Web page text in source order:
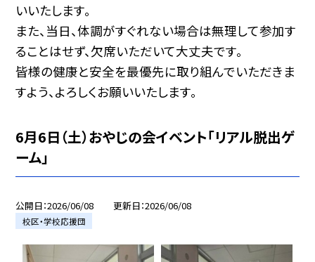
いいたします。
また、当日、体調がすぐれない場合は無理して参加す
ることはせず、欠席いただいて大丈夫です。
皆様の健康と安全を最優先に取り組んでいただきま
すよう、よろしくお願いいたします。
6月6日（土）おやじの会イベント「リアル脱出ゲ
ーム」
公開日 2026/06/08 更新日 2026/06/08
校区・学校応援団